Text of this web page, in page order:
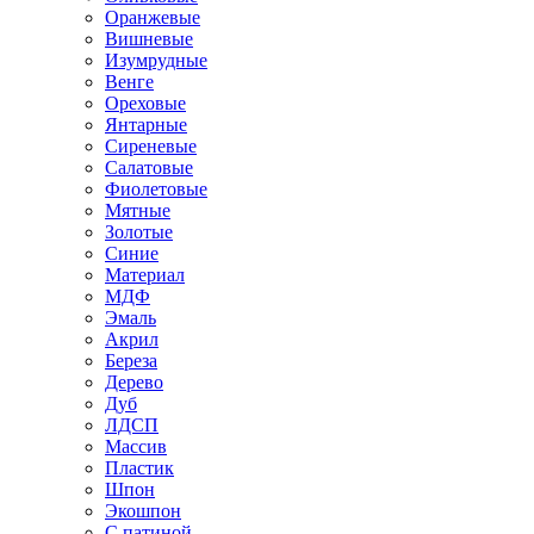
Оранжевые
Вишневые
Изумрудные
Венге
Ореховые
Янтарные
Сиреневые
Салатовые
Фиолетовые
Мятные
Золотые
Синие
Материал
МДФ
Эмаль
Акрил
Береза
Дерево
Дуб
ЛДСП
Массив
Пластик
Шпон
Экошпон